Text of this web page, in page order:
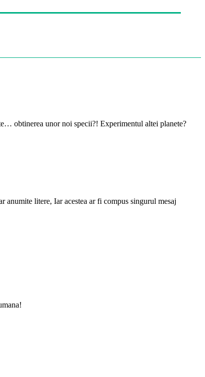
obtinerea unor noi specii?! Experimentul altei planete?
anumite litere, Iar acestea ar fi compus singurul mesaj